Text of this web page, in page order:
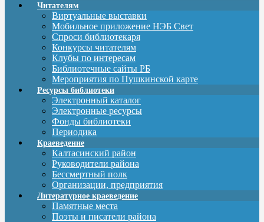
Читателям
Виртуальные выставки
Мобильное приложение НЭБ Свет
Спроси библиотекаря
Конкурсы читателям
Клубы по интересам
Библиотечные сайты РБ
Мероприятия по Пушкинской карте
Ресурсы библиотеки
Электронный каталог
Электронные ресурсы
Фонды библиотеки
Периодика
Краеведение
Калтасинский район
Руководители района
Бессмертный полк
Организации, предприятия
Литературное краеведение
Памятные места
Поэты и писатели района